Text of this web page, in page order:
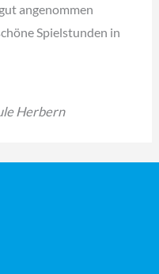
angenommen
Spielstunden in
Herbern